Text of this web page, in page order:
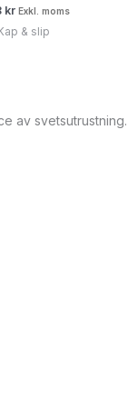
kr Exkl. moms
& slip
av svetsutrustning.